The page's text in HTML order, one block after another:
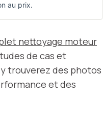
au prix.
nettoyage moteur
de cas et
trouverez des photos
et des